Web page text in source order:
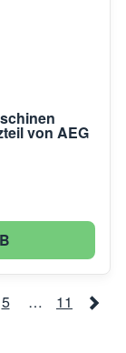
von AEG
5 … 11